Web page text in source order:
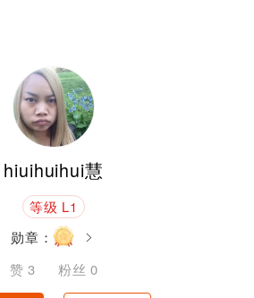
hiuihuihui慧
等级 L1
勋章：
赞 3 粉丝 0